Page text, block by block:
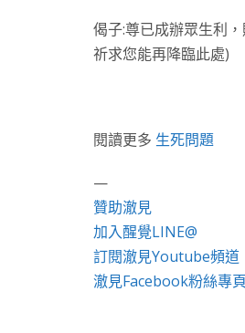
偈子:尊已成辦眾生利
祈求您能再降臨此處)
閱讀更多 生死問題
—
贊助澈見
加入醒覺LINE@
訂閱澈見Youtube頻道
澈見Facebook粉絲專頁